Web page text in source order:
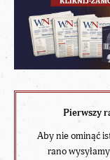
Pierwszy
Aby nie ominąć
rano